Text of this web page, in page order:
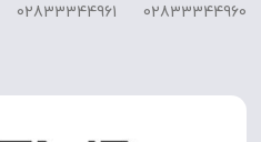
02833344960
02833344961